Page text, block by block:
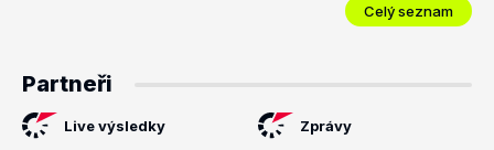
Celý seznam
Partneři
Live výsledky Zprávy